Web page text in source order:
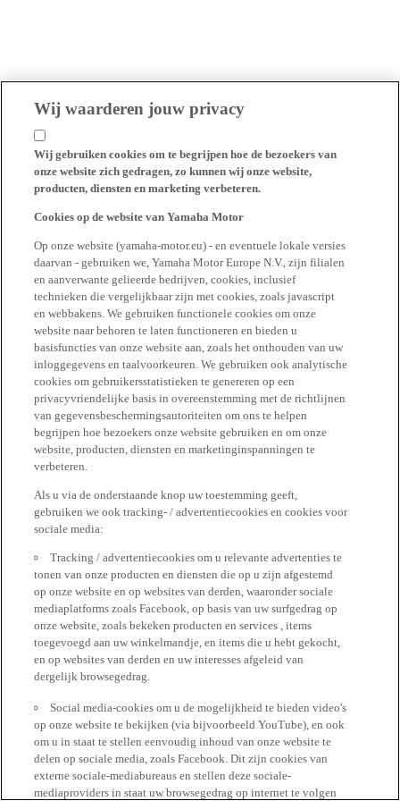
Wij waarderen jouw privacy
Wij gebruiken cookies om te begrijpen hoe de bezoekers van
onze website zich gedragen, zo kunnen wij onze website,
producten, diensten en marketing verbeteren.
Cookies op de website van Yamaha Motor
Op onze website (yamaha-motor.eu) - en eventuele lokale versies
daarvan - gebruiken we, Yamaha Motor Europe N.V., zijn filialen
en aanverwante gelieerde bedrijven, cookies, inclusief
technieken die vergelijkbaar zijn met cookies, zoals javascript
en webbakens. We gebruiken functionele cookies om onze
website naar behoren te laten functioneren en bieden u
basisfuncties van onze website aan, zoals het onthouden van uw
inloggegevens en taalvoorkeuren. We gebruiken ook analytische
cookies om gebruikersstatistieken te genereren op een
privacyvriendelijke basis in overeenstemming met de richtlijnen
van gegevensbeschermingsautoriteiten om ons te helpen
begrijpen hoe bezoekers onze website gebruiken en om onze
website, producten, diensten en marketinginspanningen te
verbeteren.
Als u via de onderstaande knop uw toestemming geeft,
gebruiken we ook tracking- / advertentiecookies en cookies voor
sociale media:
Tracking / advertentiecookies om u relevante advertenties te
tonen van onze producten en diensten die op u zijn afgestemd
op onze website en op websites van derden, waaronder sociale
mediaplatforms zoals Facebook, op basis van uw surfgedrag op
onze website, zoals bekeken producten en services , items
toegevoegd aan uw winkelmandje, en items die u hebt gekocht,
en op websites van derden en uw interesses afgeleid van
dergelijk browsegedrag.
Social media-cookies om u de mogelijkheid te bieden video's
op onze website te bekijken (via bijvoorbeeld YouTube), en ook
om u in staat te stellen eenvoudig inhoud van onze website te
delen op sociale media, zoals Facebook. Dit zijn cookies van
externe sociale-mediabureaus en stellen deze sociale-
mediaproviders in staat uw browsegedrag op internet te volgen